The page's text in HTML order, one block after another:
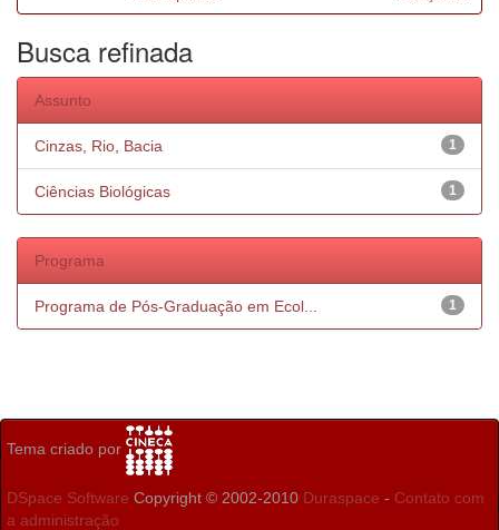
Busca refinada
Assunto
1
Cinzas, Rio, Bacia
1
Ciências Biológicas
Programa
1
Programa de Pós-Graduação em Ecol...
Tema criado por
DSpace Software Copyright © 2002-2010 Duraspace - Contato com
a administração